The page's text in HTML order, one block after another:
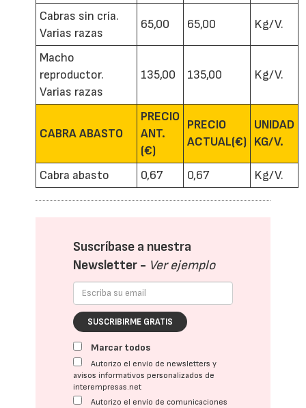
Cabras sin cría.
Varias razas
65,00 65,00 Kg/V.
Macho
reproductor.
Varias razas
135,00 135,00 Kg/V.
CABRA ABASTO
PRECIO
ANT.
(€)
PRECIO
ACTUAL(€)
UNIDAD
KG/V.
Cabra abasto 0,67 0,67 Kg/V.
Suscríbase a nuestra
Newsletter - Ver ejemplo
SUSCRIBIRME GRATIS
Marcar todos
Autorizo el envío de newsletters y
avisos informativos personalizados de
interempresas.net
Autorizo el envío de comunicaciones